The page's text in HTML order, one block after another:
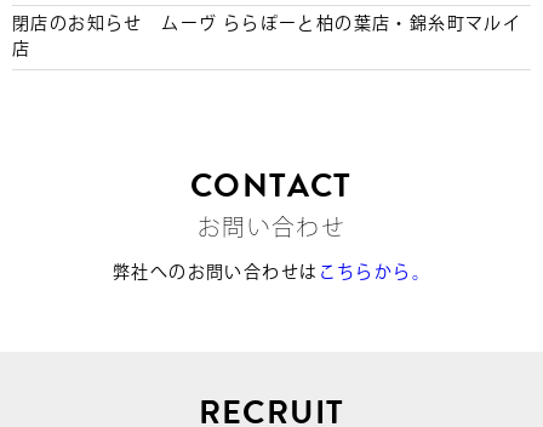
閉店のお知らせ ムーヴ ららぽーと柏の葉店・錦糸町マルイ
店
CONTACT
お問い合わせ
弊社へのお問い合わせは こちらから。
RECRUIT